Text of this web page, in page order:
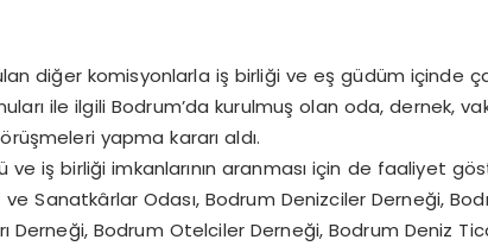
diğer komisyonlarla iş birliği ve eş güdüm içinde
ile ilgili Bodrum’da kurulmuş olan oda, dernek,
yapma kararı aldı.
ve iş birliği imkanlarının aranması için de faaliyet
Sanatkârlar Odası, Bodrum Denizciler Derneği,
Derneği, Bodrum Otelciler Derneği, Bodrum Deniz